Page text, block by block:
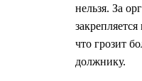
нельзя. За
что грозит
должнику.